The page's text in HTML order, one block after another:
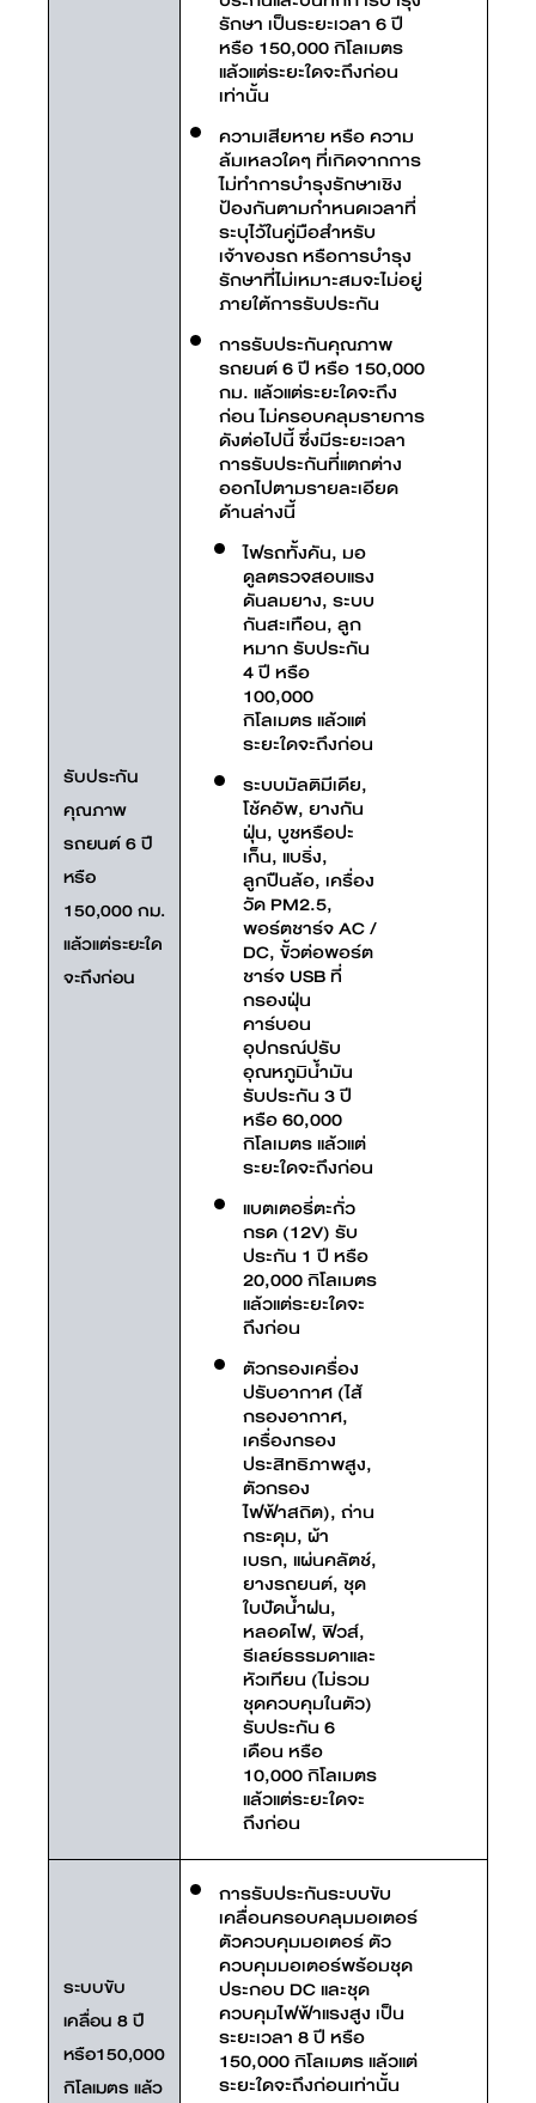
รับประกัน
คุณภาพ
รถยนต์ 6 ปี
หรือ
150,000 กม.
แล้วแต่ระยะใด
จะถึงก่อน
รักษา เป็นระยะเวลา 6 ปี
หรือ 150,000 กิโลเมตร
แล้วแต่ระยะใดจะถึงก่อน
เท่านั้น
ความเสียหาย หรือ ความ
ล้มเหลวใดๆ ที่เกิดจากการ
ไม่ทำการบำรุงรักษาเชิง
ป้องกันตามกำหนดเวลาที่
ระบุไว้ในคู่มือสำหรับ
เจ้าของรถ หรือการบำรุง
รักษาที่ไม่เหมาะสมจะไม่อยู่
ภายใต้การรับประกัน
การรับประกันคุณภาพ
รถยนต์ 6 ปี หรือ 150,000
กม. แล้วแต่ระยะใดจะถึง
ก่อน ไม่ครอบคลุมรายการ
ดังต่อไปนี้ ซึ่งมีระยะเวลา
การรับประกันที่แตกต่าง
ออกไปตามรายละเอียด
ด้านล่างนี้
ไฟรถทั้งคัน, มอ
ดูลตรวจสอบแรง
ดันลมยาง, ระบบ
กันสะเทือน, ลูก
หมาก รับประกัน
4 ปี หรือ
100,000
กิโลเมตร แล้วแต่
ระยะใดจะถึงก่อน
ระบบมัลติมีเดีย,
โช้คอัพ, ยางกัน
ฝุ่น, บูชหรือปะ
เก็น, แบริ่ง,
ลูกปืนล้อ, เครื่อง
วัด PM2.5,
พอร์ตชาร์จ AC /
DC, ขั้วต่อพอร์ต
ชาร์จ USB ที่
กรองฝุ่น
คาร์บอน
อุปกรณ์ปรับ
อุณหภูมิน้ำมัน
รับประกัน 3 ปี
หรือ 60,000
กิโลเมตร แล้วแต่
ระยะใดจะถึงก่อน
แบตเตอรี่ตะกั่ว
กรด (12V) รับ
ประกัน 1 ปี หรือ
20,000 กิโลเมตร
แล้วแต่ระยะใดจะ
ถึงก่อน
ตัวกรองเครื่อง
ปรับอากาศ (ไส้
กรองอากาศ,
เครื่องกรอง
ประสิทธิภาพสูง,
ตัวกรอง
ไฟฟ้าสถิต), ถ่าน
กระดุม, ผ้า
เบรก, แผ่นคลัตช์,
ยางรถยนต์, ชุด
ใบปัดน้ำฝน,
หลอดไฟ, ฟิวส์,
รีเลย์ธรรมดาและ
หัวเทียน (ไม่รวม
ชุดควบคุมในตัว)
รับประกัน 6
เดือน หรือ
10,000 กิโลเมตร
แล้วแต่ระยะใดจะ
ถึงก่อน
ระบบขับ
เคลื่อน 8 ปี
หรือ150,000
กิโลเมตร แล้ว
การรับประกันระบบขับ
เคลื่อนครอบคลุมมอเตอร์
ตัวควบคุมมอเตอร์ ตัว
ควบคุมมอเตอร์พร้อมชุด
ประกอบ DC และชุด
ควบคุมไฟฟ้าแรงสูง เป็น
ระยะเวลา 8 ปี หรือ
150,000 กิโลเมตร แล้วแต่
ระยะใดจะถึงก่อนเท่านั้น